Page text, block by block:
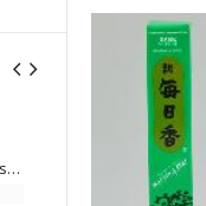
Agua de Lourdes 1L